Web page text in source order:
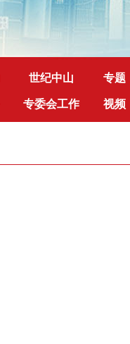
世纪中山 专题
专委会工作 视频